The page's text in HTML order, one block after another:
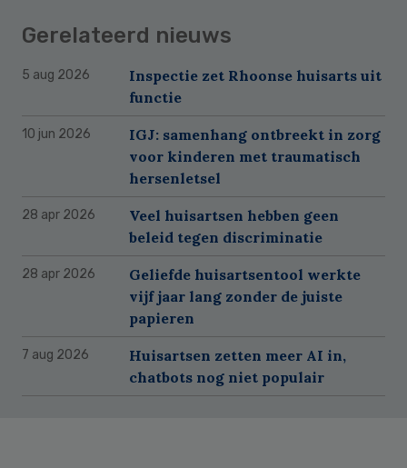
Gerelateerd nieuws
5 aug 2026
Inspectie zet Rhoonse huisarts uit
functie
10 jun 2026
IGJ: samenhang ontbreekt in zorg
voor kinderen met traumatisch
hersenletsel
28 apr 2026
Veel huisartsen hebben geen
beleid tegen discriminatie
28 apr 2026
Geliefde huisartsentool werkte
vijf jaar lang zonder de juiste
papieren
7 aug 2026
Huisartsen zetten meer AI in,
chatbots nog niet populair